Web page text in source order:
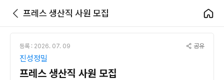
프레스 생산직 사원 모집
등록 : 2026. 07. 09 공유
진성정밀
프레스 생산직 사원 모집